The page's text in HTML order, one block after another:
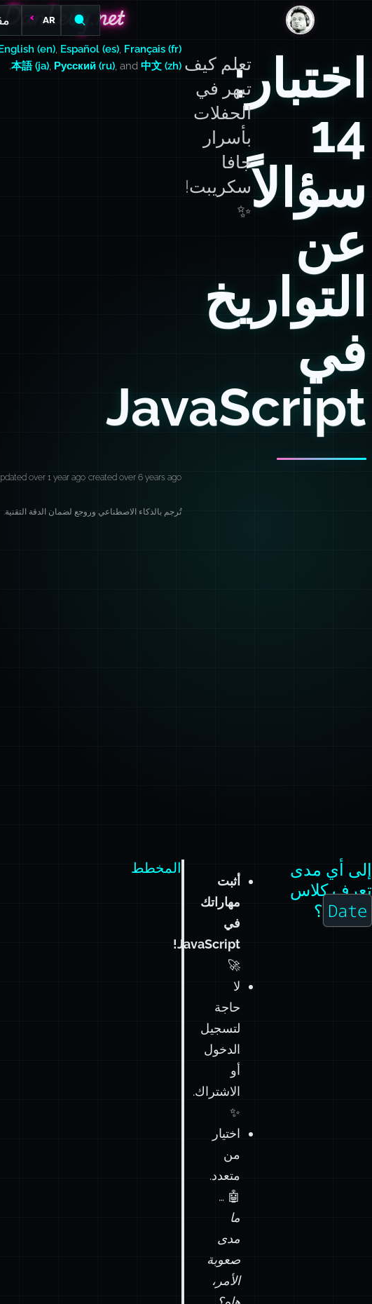
DanLevy.net
DanLevy.net
DanLevy.net
AR
اختبار:
14
سؤالاً
عن
التواريخ
في
JavaScript
تعلم كيف
تبهر في
الحفلات
بأسرار
جافا
سكريبت!
✨
(en) Español (es) Français (fr)
本語 (ja) Русский (ru) , and 中文 (zh)
.
created over 6 years ago
over 1 year ago
تُرجم بالذكاء الاصطناعي وروجع لضمان الدقة التقنية.
إلى أي مدى
تعرف كلاس
Date
أثبت
مهاراتك
في
JavaScript!
🚀
لا
حاجة
لتسجيل
الدخول
أو
الاشتراك.
✨
من
متعدد.
🤖 …
ما
صعوبة
الأمر،